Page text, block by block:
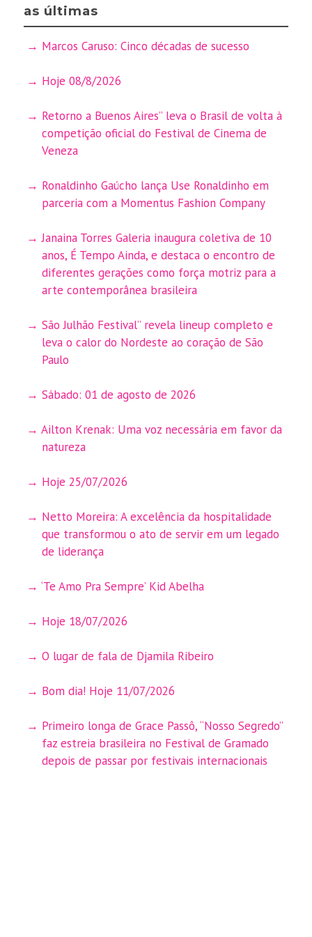
as últimas
Marcos Caruso: Cinco décadas de sucesso
Hoje 08/8/2026
Retorno a Buenos Aires” leva o Brasil de volta à
competição oficial do Festival de Cinema de
Veneza
Ronaldinho Gaúcho lança Use Ronaldinho em
parceria com a Momentus Fashion Company
Janaina Torres Galeria inaugura coletiva de 10
anos, É Tempo Ainda, e destaca o encontro de
diferentes gerações como força motriz para a
arte contemporânea brasileira
São Julhão Festival” revela lineup completo e
leva o calor do Nordeste ao coração de São
Paulo
Sábado: 01 de agosto de 2026
Ailton Krenak: Uma voz necessária em favor da
natureza
Hoje 25/07/2026
Netto Moreira: A excelência da hospitalidade
que transformou o ato de servir em um legado
de liderança
‘Te Amo Pra Sempre’ Kid Abelha
Hoje 18/07/2026
O lugar de fala de Djamila Ribeiro
Bom dia! Hoje 11/07/2026
Primeiro longa de Grace Passô, “Nosso Segredo”
faz estreia brasileira no Festival de Gramado
depois de passar por festivais internacionais